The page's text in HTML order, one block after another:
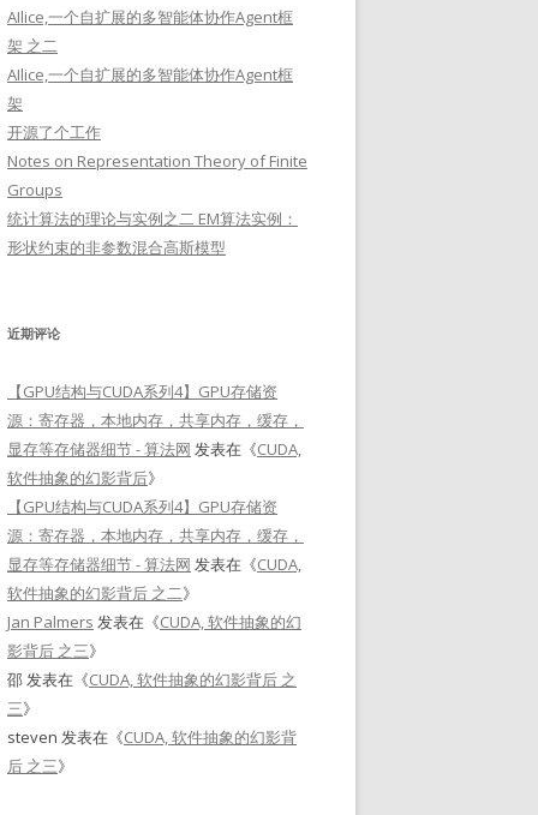
AIlice,一个自扩展的多智能体协作Agent框
架 之二
AIlice,一个自扩展的多智能体协作Agent框
架
开源了个工作
Notes on Representation Theory of Finite
Groups
统计算法的理论与实例之二 EM算法实例：
形状约束的非参数混合高斯模型
近期评论
【GPU结构与CUDA系列4】GPU存储资
源：寄存器，本地内存，共享内存，缓存，
显存等存储器细节 - 算法网 发表在《CUDA,
软件抽象的幻影背后》
【GPU结构与CUDA系列4】GPU存储资
源：寄存器，本地内存，共享内存，缓存，
显存等存储器细节 - 算法网 发表在《CUDA,
软件抽象的幻影背后 之二》
Jan Palmers 发表在《CUDA, 软件抽象的幻
影背后 之三》
邵发表在《CUDA, 软件抽象的幻影背后 之
三》
steven 发表在《CUDA, 软件抽象的幻影背
后 之三》